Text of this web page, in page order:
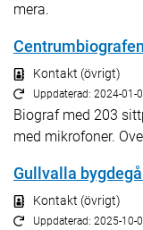
mera.
Centrumbiografen
Kontakt (övrigt)
Uppdaterad: 2024-01-
Biograf med 203
med mikrofoner.
Gullvalla
Kontakt (övrigt)
Uppdaterad: 2025-10-